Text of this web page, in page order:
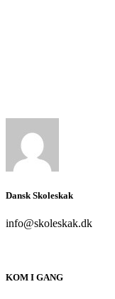
Dansk Skoleskak
info@skoleskak.dk
KOM I GANG